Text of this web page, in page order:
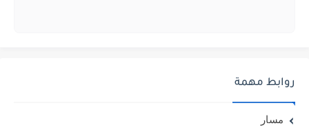
روابط مهمة
مسار